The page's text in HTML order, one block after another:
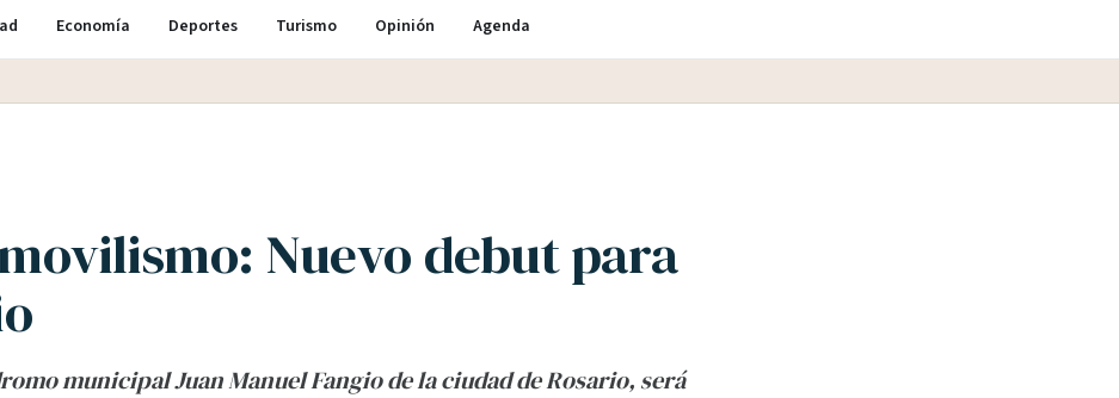
Economía Deportes Turismo Opinión Agenda
Nuevo debut para
municipal Juan Manuel Fangio de la ciudad de Rosario, será